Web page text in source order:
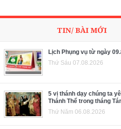
TIN/ BÀI MỚI
Lịch Phụng vụ từ ngày
Thứ Sáu 07.08.2026
5 vị thánh dạy chúng ta
Thánh Thể trong tháng
Thứ Năm 06.08.2026